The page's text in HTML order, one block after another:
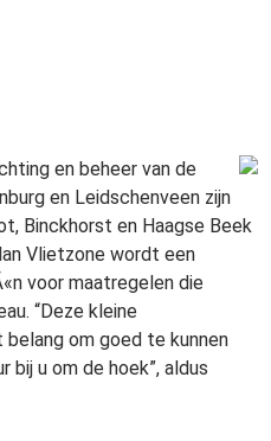
en beheer van de
en Leidschenveen zijn
Binckhorst en Haagse Beek
Vlietzone wordt een
voor maatregelen die
“Deze kleine
belang om goed te kunnen
bij u om de hoek”, aldus